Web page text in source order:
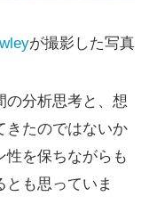
が撮影した写真
分析思考と、想
きたのではないか
性を保ちながらも
も思っていま